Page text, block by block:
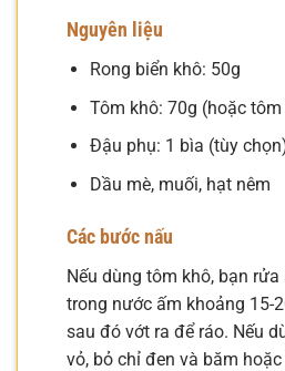
Nguyên liệu
Rong biển khô: 50g
Tôm khô: 70g (hoặc
Đậu phụ: 1 bìa (tùy
Dầu mè, muối, hạt nêm
Các bước nấu
Nếu dùng tôm khô, bạn
trong nước ấm khoảng 15-
sau đó vớt ra để ráo. Nếu
vỏ, bỏ chỉ đen và băm